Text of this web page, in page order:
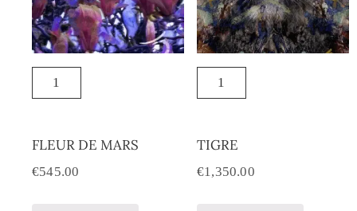
FLEUR DE MARS
€545.00
TIGRE
€1,350.00